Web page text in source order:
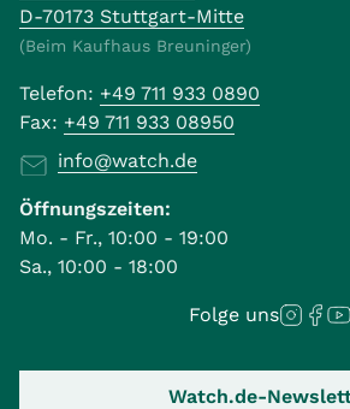
D-70173 Stuttgart-Mitte
(Beim Kaufhaus Breuninger)
Telefon: +49 711 933 0890
Fax: +49 711 933 08950
info@watch.de
Öffnungszeiten:
Mo. - Fr., 10:00 - 19:00
Sa., 10:00 - 18:00
Folge uns
Watch.de-